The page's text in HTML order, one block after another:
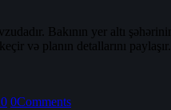
Bakının yer altı
və planın detallarını paylaşır.
0Comments